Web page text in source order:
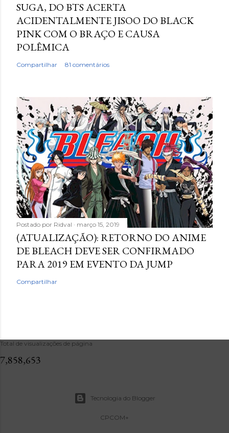
SUGA, DO BTS ACERTA
ACIDENTALMENTE JISOO DO BLACK
PINK COM O BRAÇO E CAUSA
POLÊMICA
Compartilhar 81 comentários
Postado por Ridval março 15, 2019
(ATUALIZAÇÃO): RETORNO DO ANIME
DE BLEACH DEVE SER CONFIRMADO
PARA 2019 EM EVENTO DA JUMP
Compartilhar
Total de visualizações de página
7,858,653
Tecnologia do Blogger
CPCOM+